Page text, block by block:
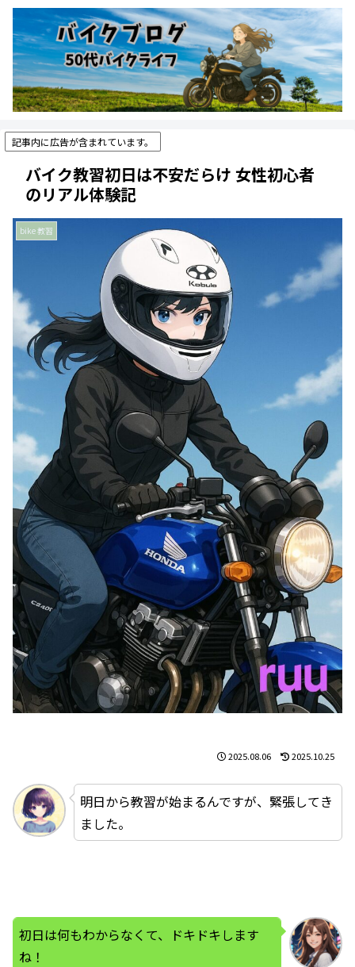
記事内に広告が含まれています。
バイク教習初日は不安だらけ 女性初心者
のリアル体験記
bike 教習
2025.08.06 2025.10.25
明日から教習が始まるんですが、緊張してき
ました。
初日は何もわからなくて、ドキドキします
ね！